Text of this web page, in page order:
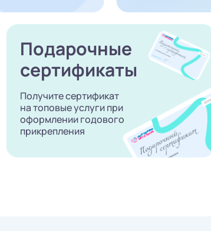
Подарочные
сертификаты
Получите сертификат
на топовые услуги при
оформлении годового
прикрепления